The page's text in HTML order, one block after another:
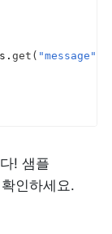
. get ( "message"
! 샘플
인하세요.